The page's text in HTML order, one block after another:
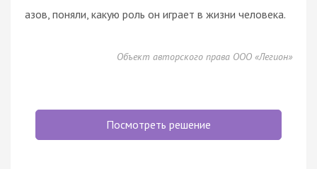
азов, поняли, какую роль он играет в жизни человека.
Объект авторского права ООО «Легион»
Посмотреть решение